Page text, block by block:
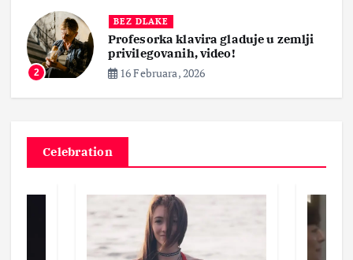
2
BEZ DLAKE
Profesorka klavira gladuje u zemlji
privilegovanih, video!
16 Februara, 2026
Celebration